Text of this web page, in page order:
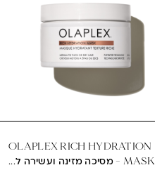
OLAPLEX RICH HYDRATION
MASK - מסיכה מזינה ועשירה ל...